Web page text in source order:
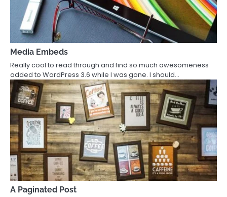
Media Embeds
Really cool to read through and find so much awesomeness
added to WordPress 3.6 while I was gone. I should…
A Paginated Post